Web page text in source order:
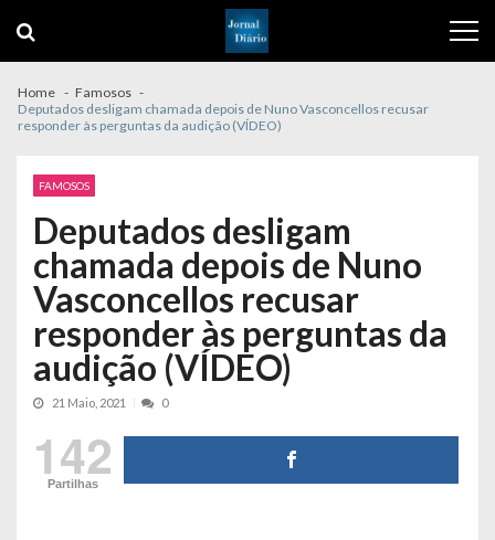
navigation
content
Home
Famosos
Deputados desligam chamada depois de Nuno Vasconcellos recusar
responder às perguntas da audição (VÍDEO)
FAMOSOS
Deputados desligam
chamada depois de Nuno
Vasconcellos recusar
responder às perguntas da
audição (VÍDEO)
21 Maio, 2021 0
142
Partilhas